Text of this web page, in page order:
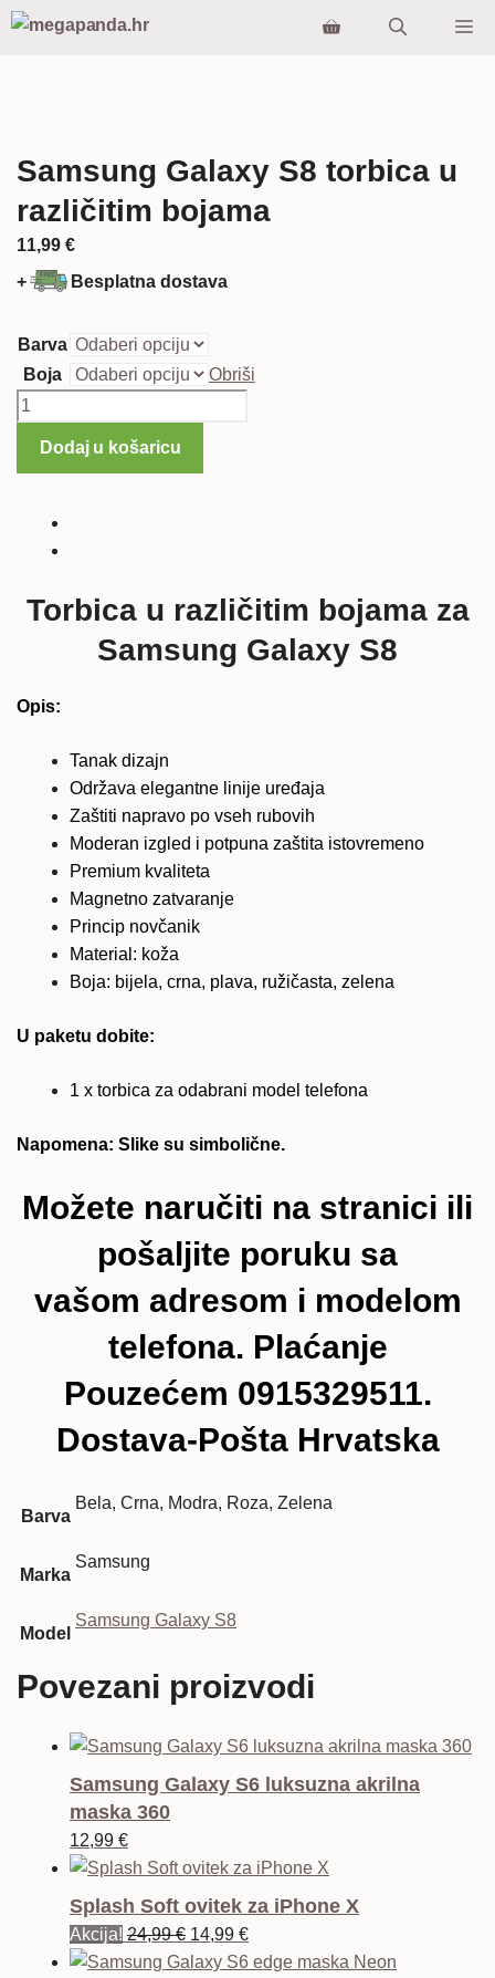
Preskoči
Samsung Galaxy S8 torbica u
različitim bojama
11,99 €
+
Besplatna dostava
Barva
Boja
Obriši
Samsung
količina
Dodaj u košaricu
Torbica u različitim bojama za
Samsung Galaxy S8
Opis:
Tanak dizajn
Održava elegantne linije uređaja
Zaštiti napravo po vseh rubovih
Moderan izgled i potpuna zaštita istovremeno
Premium kvaliteta
Magnetno zatvaranje
Princip novčanik
Material: koža
Boja: bijela, crna, plava, ružičasta, zelena
U paketu dobite:
1 x torbica za odabrani model telefona
Napomena: Slike su simbolične.
Možete naručiti na stranici ili
pošaljite poruku sa
vašom adresom i modelom
telefona. Plaćanje
Pouzećem 0915329511.
Dostava-Pošta Hrvatska
Barva
Bela, Crna, Modra, Roza, Zelena
Marka
Samsung
Model
Samsung Galaxy S8
Povezani proizvodi
Samsung Galaxy S6 luksuzna akrilna
maska 360
12,99 €
Splash Soft ovitek za iPhone X
Akcija! 24,99€ Izvorna
cijena
14,99 €Trenutna
cijena